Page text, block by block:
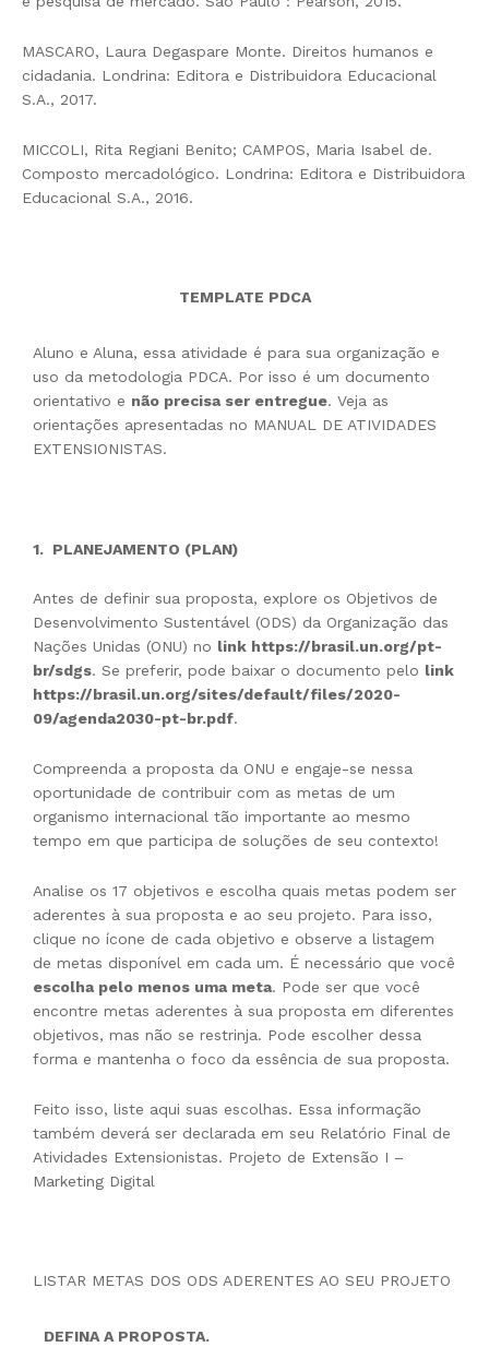
MASCARO, Laura Degaspare Monte. Direitos humanos e
cidadania. Londrina: Editora e Distribuidora Educacional
S.A., 2017.
MICCOLI, Rita Regiani Benito; CAMPOS, Maria Isabel de.
Composto mercadológico. Londrina: Editora e Distribuidora
Educacional S.A., 2016.
TEMPLATE PDCA
Aluno e Aluna, essa atividade é para sua organização e
uso da metodologia PDCA. Por isso é um documento
orientativo e não precisa ser entregue. Veja as
orientações apresentadas no MANUAL DE ATIVIDADES
EXTENSIONISTAS.
1. PLANEJAMENTO (PLAN)
Antes de definir sua proposta, explore os Objetivos de
Desenvolvimento Sustentável (ODS) da Organização das
Nações Unidas (ONU) no link https://brasil.un.org/pt-
br/sdgs. Se preferir, pode baixar o documento pelo link
https://brasil.un.org/sites/default/files/2020-
09/agenda2030-pt-br.pdf.
Compreenda a proposta da ONU e engaje-se nessa
oportunidade de contribuir com as metas de um
organismo internacional tão importante ao mesmo
tempo em que participa de soluções de seu contexto!
Analise os 17 objetivos e escolha quais metas podem ser
aderentes à sua proposta e ao seu projeto. Para isso,
clique no ícone de cada objetivo e observe a listagem
de metas disponível em cada um. É necessário que você
escolha pelo menos uma meta. Pode ser que você
encontre metas aderentes à sua proposta em diferentes
objetivos, mas não se restrinja. Pode escolher dessa
forma e mantenha o foco da essência de sua proposta.
Feito isso, liste aqui suas escolhas. Essa informação
também deverá ser declarada em seu Relatório Final de
Atividades Extensionistas. Projeto de Extensão I –
Marketing Digital
LISTAR METAS DOS ODS ADERENTES AO SEU PROJETO
DEFINA A PROPOSTA.